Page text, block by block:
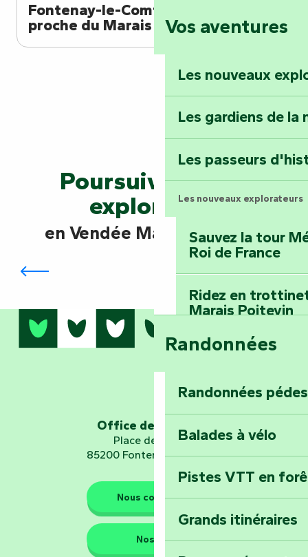
Foussais-Payré :
Faymoreau :
épopée minière
Terre d’étoiles :
Vos aventures
Les nouveaux
Les gardiens de la
Les passeurs
Les nouveaux explorateurs
Sauvez la tour
Roi de France
Ridez en
Marais Poitevin
Embarquez pour
Explorez
d’orientation «
Les gardiens de la nature
Randonnées
Randonnées
Balades à vélo
Pistes VTT en
Grands itinéraires
Fontenay-le-Comte est-elle
proche du Marais Poitevin ?
Poursuivez votre
exploration
en Vendée Marais Poitevin
Terre d’étoiles : levez les yeux vers
Office de tourisme
Place de Verdun
85200 Fontenay-le-Comte
Nous contacter
Nos QG